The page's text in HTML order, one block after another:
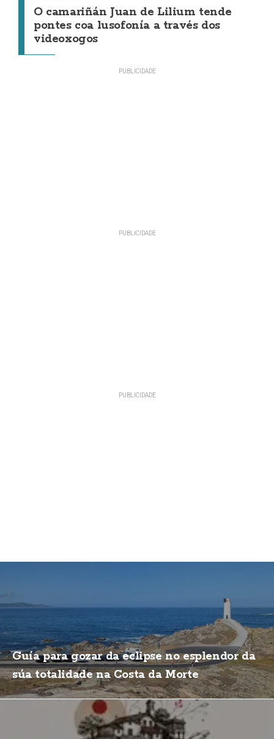
O camariñán Juan de Lilium tende
pontes coa lusofonía a través dos
videoxogos
Guía para gozar da eclipse no esplendor da
súa totalidade na Costa da Morte